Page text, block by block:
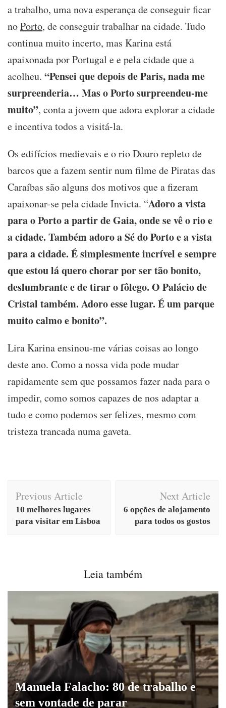
a trabalho, uma nova esperança de conseguir ficar
noPorto, de conseguir trabalhar na cidade. Tudo
continua muito incerto, mas Karina está
apaixonada por Portugal e e pela cidade que a
acolheu. “Pensei que depois de Paris, nada me
surpreenderia… Mas o Porto surpreendeu-me
muito”, conta a jovem que adora explorar a cidade
e incentiva todos a visitá-la.
Os edifícios medievais e o rio Douro repleto de
barcos que a fazem sentir num filme de Piratas das
Caraíbas são alguns dos motivos que a fizeram
apaixonar-se pela cidade Invicta. “Adoro a vista
para o Porto a partir de Gaia, onde se vê o rio e
a cidade. Também adoro a Sé do Porto e a vista
para a cidade. É simplesmente incrível e sempre
que estou lá quero chorar por ser tão bonito,
deslumbrante e de tirar o fôlego. O Palácio de
Cristal também. Adoro esse lugar. É um parque
muito calmo e bonito”.
Lira Karina ensinou-me várias coisas ao longo
deste ano. Como a nossa vida pode mudar
rapidamente sem que possamos fazer nada para o
impedir, como somos capazes de nos adaptar a
tudo e como podemos ser felizes, mesmo com
tristeza trancada numa gaveta.
Post
Navigation
Previous Article
10 melhores lugares
para visitar em Lisboa
Next Article
6 opções de alojamento
para todos os gostos
Leia também
Manuela Falacho: 80 de trabalho e
sem vontade de parar